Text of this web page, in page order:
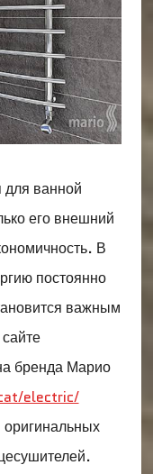
ванной
его внешний
В
постоянно
важным
бренда Марио
electric/